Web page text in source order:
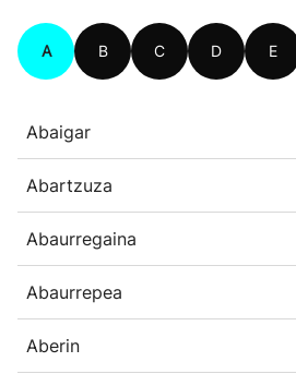
A B C D E
Abaigar
Abartzuza
Abaurregaina
Abaurrepea
Aberin